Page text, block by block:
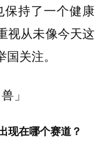
持了一个健康
视从未像今天这
关注。
」
现在哪个赛道？